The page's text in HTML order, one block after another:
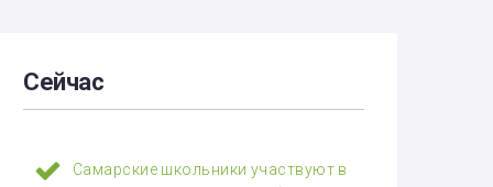
Выборы-2026
Сейчас
Самарские школьники участвуют в